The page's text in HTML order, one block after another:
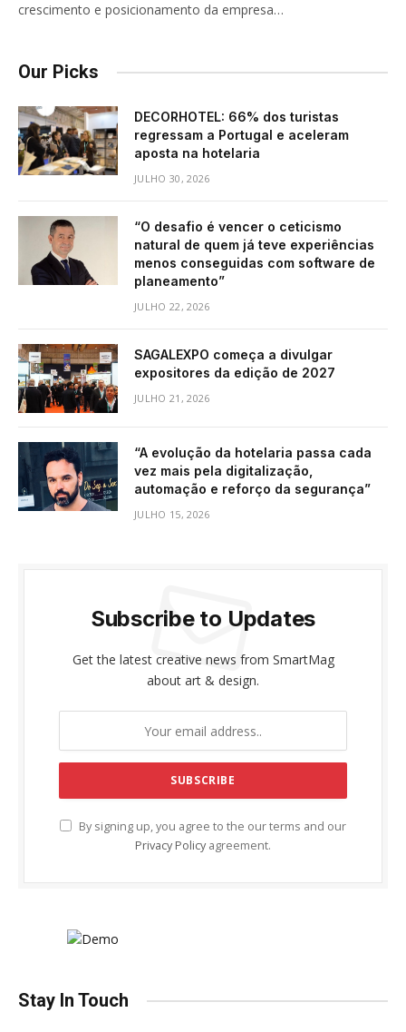
crescimento e posicionamento da empresa…
Our Picks
DECORHOTEL: 66% dos turistas
regressam a Portugal e aceleram
aposta na hotelaria
JULHO 30, 2026
“O desafio é vencer o ceticismo
natural de quem já teve experiências
menos conseguidas com software de
planeamento”
JULHO 22, 2026
SAGALEXPO começa a divulgar
expositores da edição de 2027
JULHO 21, 2026
“A evolução da hotelaria passa cada
vez mais pela digitalização,
automação e reforço da segurança”
JULHO 15, 2026
Subscribe to Updates
Get the latest creative news from SmartMag
about art & design.
By signing up, you agree to the our terms and our
Privacy Policy agreement.
Stay In Touch